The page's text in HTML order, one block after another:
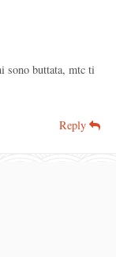
sono buttata, mtc ti
Reply